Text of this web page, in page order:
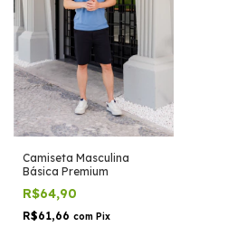
Camiseta Masculina
Básica Premium
R$64,90
R$61,66 com Pix